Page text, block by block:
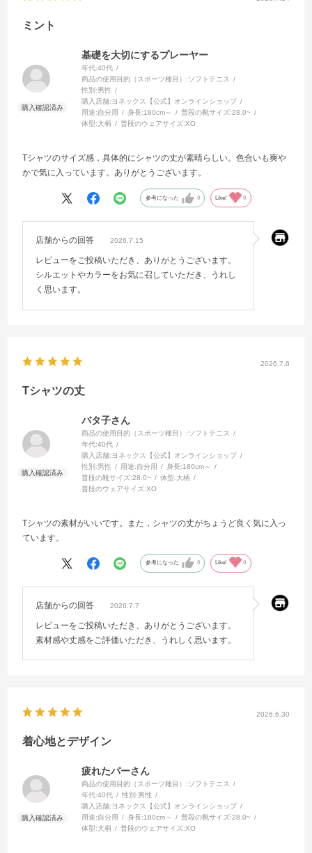
ミント
基礎を大切にするプレーヤー
年代:40代
商品の使用目的（スポーツ種目）:ソフトテニス
性別:男性
購入店舗: ヨネックス【公式】オンラインショップ
用途:自分用 身長:180cm～ 普段の靴サイズ:28.0~
体型:大柄 普段のウェアサイズ:XO
Tシャツのサイズ感，具体的にシャツの丈が素晴らしい。色合いも爽や
かで気に入っています。ありがとうございます。
参考になった 0 Like! 0
店舗からの回答 2026.7.15
レビューをご投稿いただき、ありがとうございます。
シルエットやカラーをお気に召していただき、うれし
く思います。
2026.7.6
Tシャツの丈
バタ子さん
商品の使用目的（スポーツ種目）:ソフトテニス
年代:40代
購入店舗: ヨネックス【公式】オンラインショップ
性別:男性 用途:自分用 身長:180cm～
普段の靴サイズ:28.0~ 体型:大柄
普段のウェアサイズ:XO
Tシャツの素材がいいです。また，シャツの丈がちょうど良く気に入っ
ています。
参考になった 0 Like! 0
店舗からの回答 2026.7.7
レビューをご投稿いただき、ありがとうございます。
素材感や丈感をご評価いただき、うれしく思います。
2026.6.30
着心地とデザイン
疲れたパーさん
商品の使用目的（スポーツ種目）:ソフトテニス
年代:40代 性別:男性
購入店舗: ヨネックス【公式】オンラインショップ
用途:自分用 身長:180cm～ 普段の靴サイズ:28.0~
体型:大柄 普段のウェアサイズ:XO